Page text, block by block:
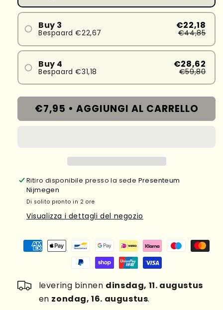
Buy 3
Bespaard €22,67
€22,18
€44,85
Buy 4
Bespaard €31,18
€28,62
€59,80
€7,95 • AGGIUNGI AL CARRELLO
Ritiro disponibile presso la sede Presenteum
Nijmegen
Di solito pronto in 2 ore
Visualizza i dettagli del negozio
levering binnen dinsdag, 11. augustus
en zondag, 16. augustus.